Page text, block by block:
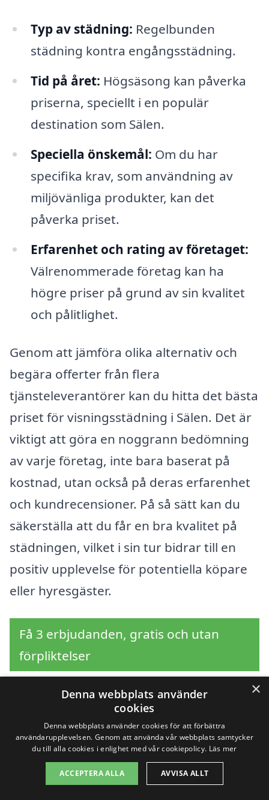
Typ av städning: Regelbunden
städning kontra engångsstädning.
Tid på året: Högsäsong kan påverka
priserna, speciellt i en populär
destination som Sälen.
Speciella önskemål: Om du har
specifika krav, som användning av
miljövänliga produkter, kan det
påverka priset.
Erfarenhet och rating av företaget:
Välrenommerade företag kan ha
högre priser på grund av sin kvalitet
och pålitlighet.
Genom att jämföra olika alternativ och
begära offerter från flera
tjänsteleverantörer kan du hitta det bästa
priset för visningsstädning i Sälen. Det är
viktigt att göra en noggrann bedömning
av varje företag, inte bara baserat på
kostnad, utan också på deras erfarenhet
och kundrecensioner. På så sätt kan du
säkerställa att du får en bra kvalitet på
städningen, vilket i sin tur bidrar till en
positiv upplevelse för potentiella köpare
eller hyresgäster.
Få 3 erbjudanden, gratis och utan
förpliktelser
Sök efter en
professionell för
visningsstädning i
×
Denna webbplats använder
cookies
Denna webbplats använder cookies för att förbättra
användarupplevelsen. Genom att använda vår webbplats samtycker
du till alla cookies i enlighet med vår cookiepolicy. Läs mer
ACCEPTERA ALLA AVVISA ALLT